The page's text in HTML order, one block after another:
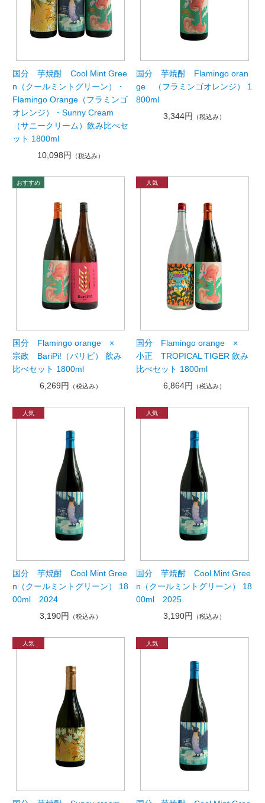
国分 芋焼酎 Cool Mint Gree
n（クールミントグリーン）・
Flamingo Orange（フラミンゴ
オレンジ）・Sunny Cream
（サニークリーム）飲み比べセ
ット 1800ml
10,098円
（税込み）
国分 芋焼酎 Flamingo oran
ge （フラミンゴオレンジ） 1
800ml
3,344円
（税込み）
国分 Flamingo orange ×
宗政 BariPi!（バリピ） 飲み
比べセット 1800ml
6,269円
（税込み）
国分 Flamingo orange ×
小正 TROPICAL TIGER 飲み
比べセット 1800ml
6,864円
（税込み）
国分 芋焼酎 Cool Mint Gree
n（クールミントグリーン） 18
00ml 2024
3,190円
（税込み）
国分 芋焼酎 Cool Mint Gree
n（クールミントグリーン） 18
00ml 2025
3,190円
（税込み）